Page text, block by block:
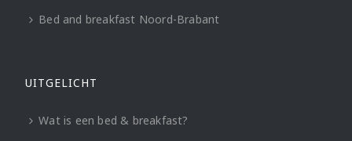
Bed and breakfast Noord-Brabant
UITGELICHT
Wat is een bed & breakfast?